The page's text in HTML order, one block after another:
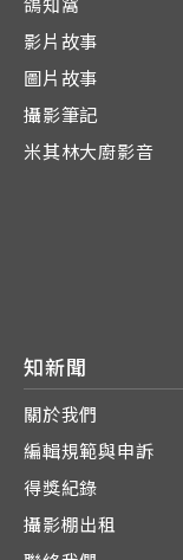
鴿知窩
影片故事
圖片故事
攝影筆記
米其林大廚影音
知新聞
關於我們
編輯規範與申訴
得獎紀錄
攝影棚出租